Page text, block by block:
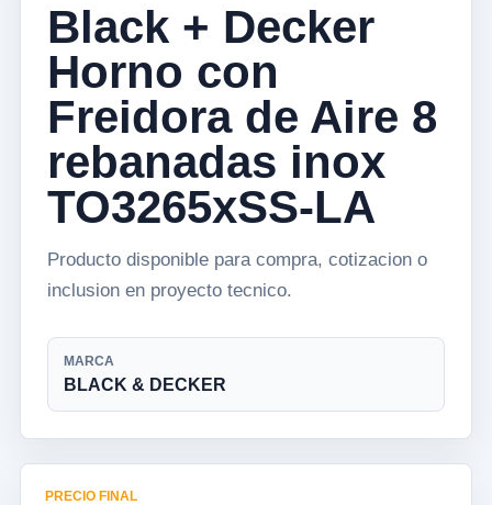
Black + Decker
Horno con
Freidora de Aire 8
rebanadas inox
TO3265xSS-LA
Producto disponible para compra, cotizacion o
inclusion en proyecto tecnico.
MARCA
BLACK & DECKER
PRECIO FINAL